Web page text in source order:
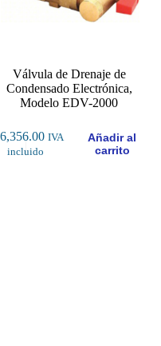
Válvula de Drenaje de
Condensado Electrónica,
Modelo EDV-2000
IVA
incluido
Añadir al
carrito